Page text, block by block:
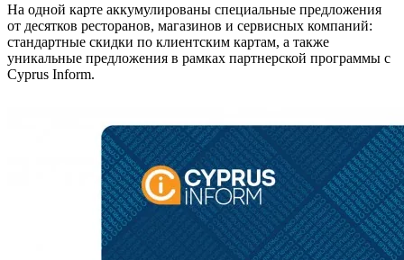
На одной карте аккумулированы специальные предложения
от десятков ресторанов, магазинов и сервисных компаний:
стандартные скидки по клиентским картам, а также
уникальные предложения в рамках партнерской программы с
Cyprus Inform.